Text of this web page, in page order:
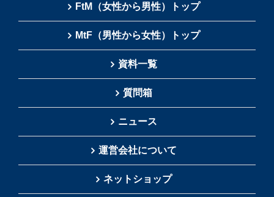
FtM（女性から男性）トップ
MtF（男性から女性）トップ
資料一覧
質問箱
ニュース
運営会社について
ネットショップ